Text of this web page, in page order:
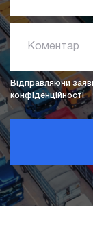
Коментар
Відправляючи
конфіденційності